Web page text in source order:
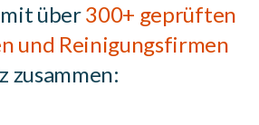
über300+ geprüften
und Reinigungsfirmen
zusammen: